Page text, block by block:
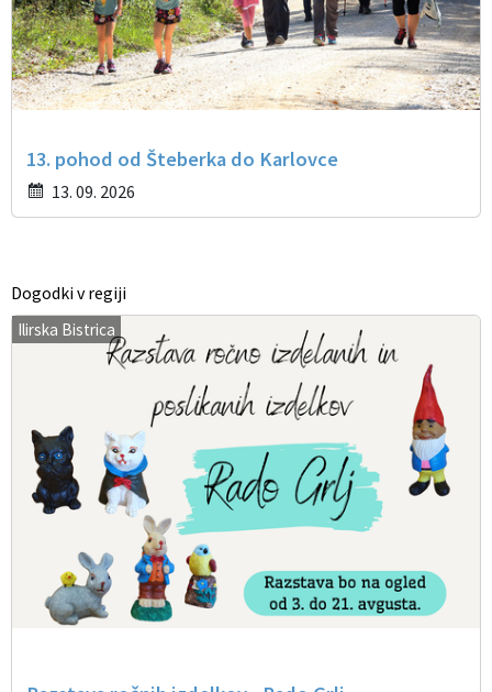
13. pohod od Šteberka do Karlovce
13. 09. 2026
Dogodki v regiji
Ilirska Bistrica